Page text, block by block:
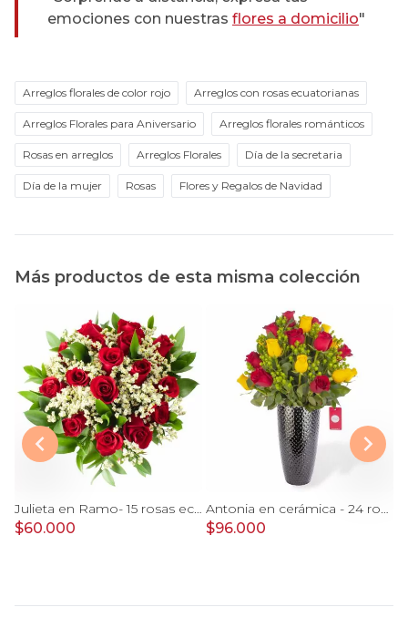
emociones con nuestras flores a domicilio"
Arreglos florales de color rojo Arreglos con rosas ecuatorianas
Arreglos Florales para Aniversario Arreglos florales románticos
Rosas en arreglos Arreglos Florales Día de la secretaria
Día de la mujer Rosas Flores y Regalos de Navidad
Más productos de esta misma colección
Julieta en Ramo- 15 rosas ecuatorianas rojo y limonium
$60.000
Antonia en cerámica - 24 rosas rojo y amarillo e hypericum
$96.000